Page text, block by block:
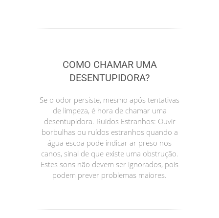
COMO CHAMAR UMA
DESENTUPIDORA?
Se o odor persiste, mesmo após tentativas
de limpeza, é hora de chamar uma
desentupidora. Ruídos Estranhos: Ouvir
borbulhas ou ruídos estranhos quando a
água escoa pode indicar ar preso nos
canos, sinal de que existe uma obstrução.
Estes sons não devem ser ignorados, pois
podem prever problemas maiores.